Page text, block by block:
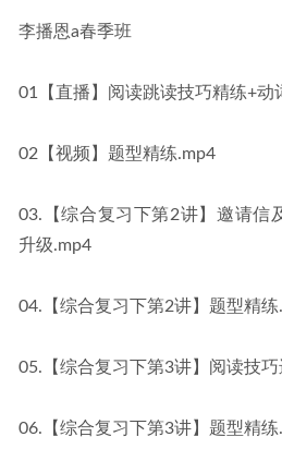
李播恩a春季班
01【直播】阅读跳读技巧精练+动
02【视频】题型精练.mp4
03.【综合复习下第2讲】邀请信
升级.mp4
04.【综合复习下第2讲】题型精练
05.【综合复习下第3讲】阅读技
06.【综合复习下第3讲】题型精练